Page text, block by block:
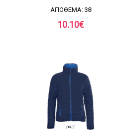
ΑΠΟΘΕΜΑ: 38
10.10€